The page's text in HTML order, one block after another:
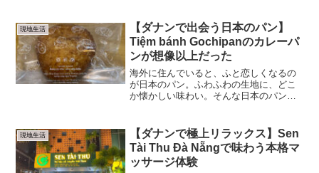
現地生活
【ダナンで出会う日本のパン】
Tiệm bánh Gochipanのカレーパ
ンが想像以上だった
海外に住んでいると、ふと恋しくなるの
が日本のパン。ふわふわの生地に、どこ
か懐かしい味わい。そんな日本のパン文
に評判のベーカリーで、店名からも分か
る通り...
現地生活
【ダナンで極上リラックス】Sen
Tài Thu Đà Nẵngで味わう本格マ
ッサージ体験